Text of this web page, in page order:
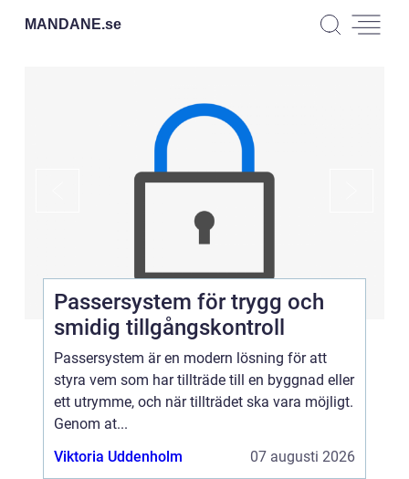
MANDANE.se
Passersystem för trygg och
smidig tillgångskontroll
Passersystem är en modern lösning för att
styra vem som har tillträde till en byggnad eller
ett utrymme, och när tillträdet ska vara möjligt.
Genom at...
Viktoria Uddenholm
07 augusti 2026